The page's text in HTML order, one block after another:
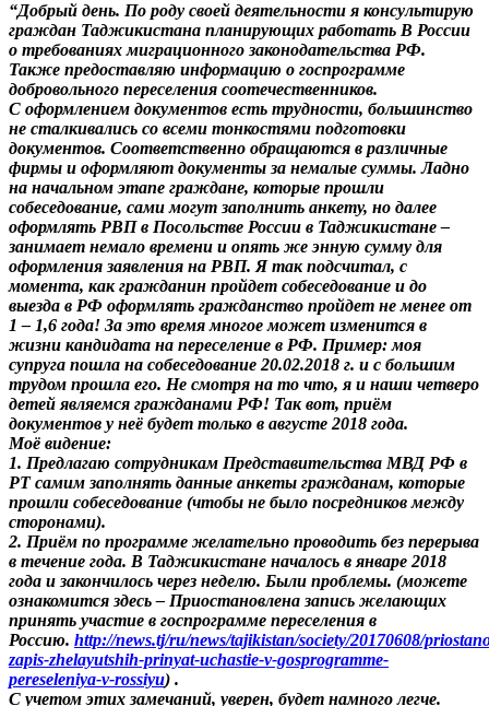
“Добрый день. По роду своей деятельности я консультирую
граждан Таджикистана планирующих работать В России
о требованиях миграционного законодательства РФ.
Также предоставляю информацию о госпрограмме
добровольного переселения соотечественников.
С оформлением документов есть трудности, большинство
не сталкивались со всеми тонкостями подготовки
документов. Соответственно обращаются в различные
фирмы и оформляют документы за немалые суммы. Ладно
на начальном этапе граждане, которые прошли
собеседование, сами могут заполнить анкету, но далее
оформлять РВП в Посольстве России в Таджикистане –
занимает немало времени и опять же энную сумму для
оформления заявления на РВП. Я так подсчитал, с
момента, как гражданин пройдет собеседование и до
выезда в РФ оформлять гражданство пройдет не менее от
1 – 1,6 года! За это время многое может изменится в
жизни кандидата на переселение в РФ. Пример: моя
супруга пошла на собеседование 20.02.2018 г. и с большим
трудом прошла его. Не смотря на то что, я и наши четверо
детей являемся гражданами РФ! Так вот, приём
документов у неё будет только в августе 2018 года.
Моё видение:
1. Предлагаю сотрудникам Представительства МВД РФ в
РТ самим заполнять данные анкеты гражданам, которые
прошли собеседование (чтобы не было посредников между
сторонами).
2. Приём по программе желательно проводить без перерыва
в течение года. В Таджикистане началось в январе 2018
года и закончилось через неделю. Были проблемы. (можете
ознакомится здесь – Приостановлена запись желающих
принять участие в госпрограмме переселения в
Россию. http://news.tj/ru/news/tajikistan/society/20170608/
zapis-zhelayutshih-prinyat-uchastie-v-gosprogramme-
pereseleniya-v-rossiyu) .
С учетом этих замечаний, уверен, будет намного легче.